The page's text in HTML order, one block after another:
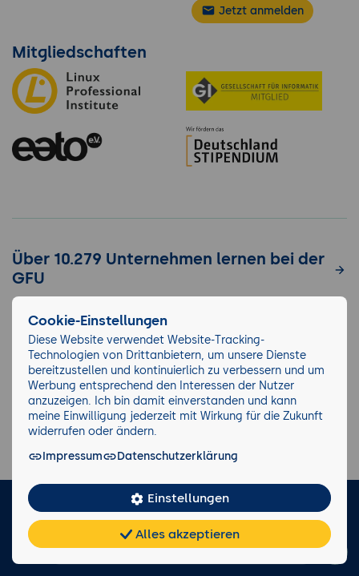
Jetzt anmelden
Mitgliedschaften
Über 10.279 Unternehmen lernen bei der
GFU
LinkedInInstagramFacebook
Teilen FAQ Cookies
Cookie-Einstellungen
Diese Website verwendet Website-Tracking-
Technologien von Drittanbietern, um unsere Dienste
bereitzustellen und kontinuierlich zu verbessern und um
Werbung entsprechend den Interessen der Nutzer
anzuzeigen. Ich bin damit einverstanden und kann
meine Einwilligung jederzeit mit Wirkung für die Zukunft
widerrufen oder ändern.
Impressum
Datenschutzerklärung
Einstellungen
Alles akzeptieren